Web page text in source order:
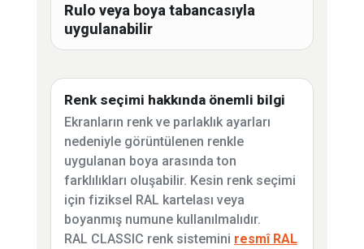
Rulo veya boya tabancasıyla
uygulanabilir
Renk seçimi hakkında önemli bilgi
Ekranların renk ve parlaklık ayarları
nedeniyle görüntülenen renkle
uygulanan boya arasında ton
farklılıkları oluşabilir. Kesin renk seçimi
için fiziksel RAL kartelası veya
boyanmış numune kullanılmalıdır.
RAL CLASSIC renk sistemini resmî RAL